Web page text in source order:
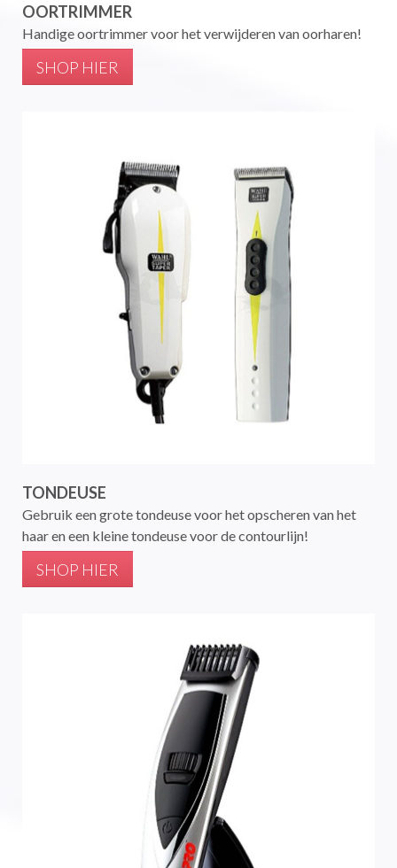
OORTRIMMER
Handige oortrimmer voor het verwijderen van oorharen!
SHOP HIER
TONDEUSE
Gebruik een grote tondeuse voor het opscheren van het
haar en een kleine tondeuse voor de contourlijn!
SHOP HIER